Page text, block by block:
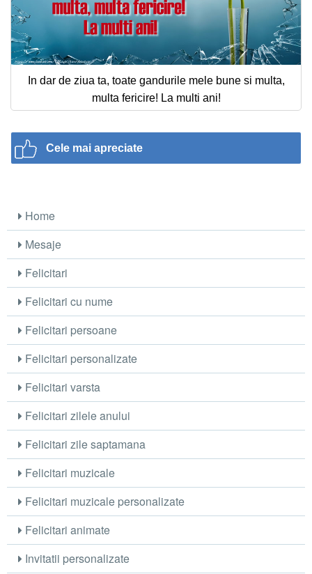
In dar de ziua ta, toate gandurile mele bune si multa,
multa fericire! La multi ani!
Cele mai apreciate
Home
Mesaje
Felicitari
Felicitari cu nume
Felicitari persoane
Felicitari personalizate
Felicitari varsta
Felicitari zilele anului
Felicitari zile saptamana
Felicitari muzicale
Felicitari muzicale personalizate
Felicitari animate
Invitatii personalizate